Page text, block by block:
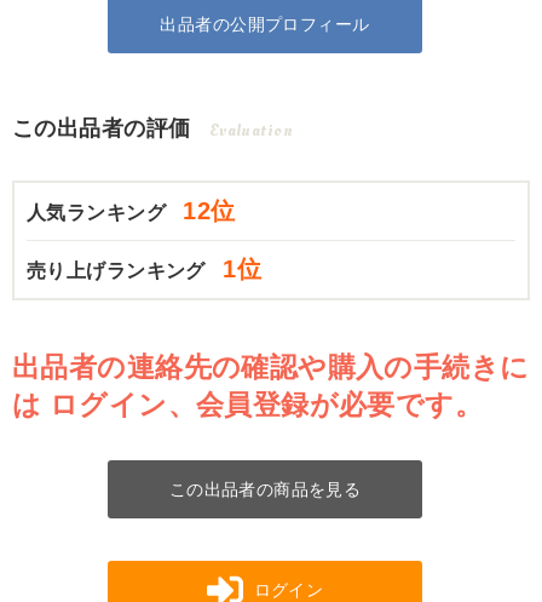
出品者の公開プロフィール
この出品者の評価 Evaluation
人気ランキング 12位
売り上げランキング 1位
出品者の連絡先の確認や購入の手続きに
は ログイン、会員登録が必要です。
この出品者の商品を見る
ログイン